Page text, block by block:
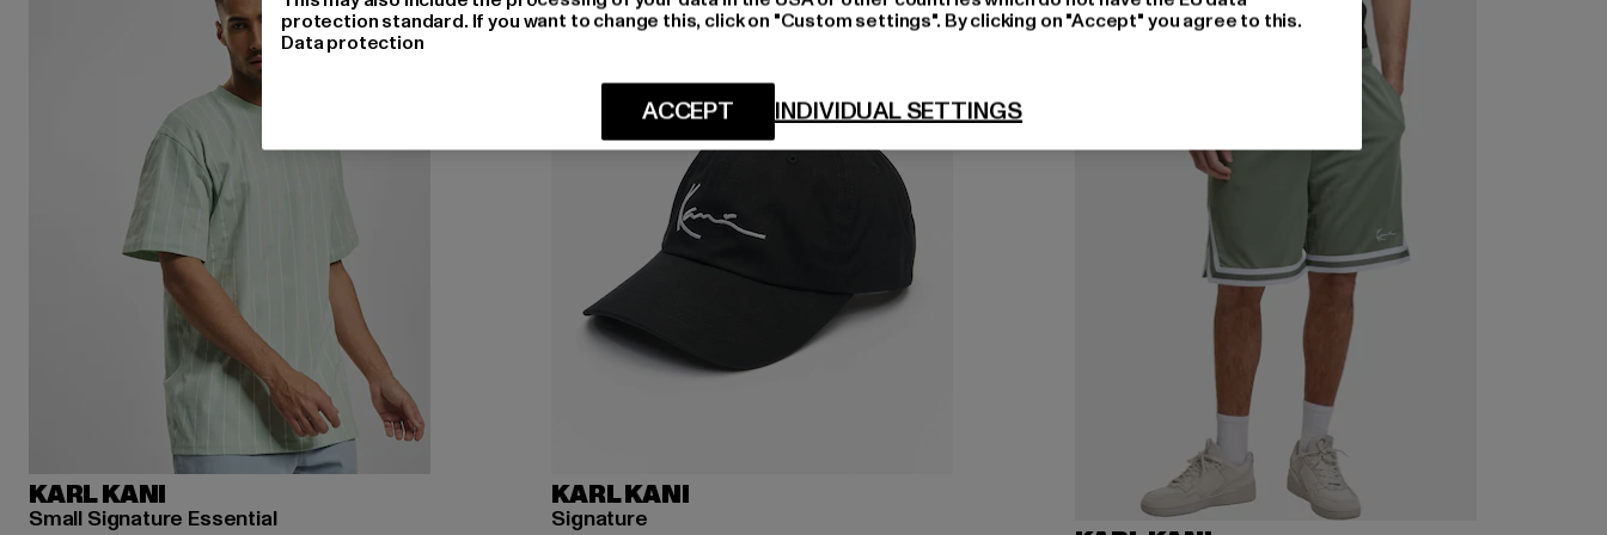
KARL KANI
Small Signature Essential
KARL KANI
Signature
protection standard. If you want to change this, click on "Custom settings". By clicking on "Accept" you agree to this.
Data protection
INDIVIDUAL SETTINGS
ACCEPT